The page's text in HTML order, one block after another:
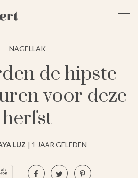
NAGELLAK
de hipste
voor deze
herfst
LUZ 1 JAAR GELEDEN